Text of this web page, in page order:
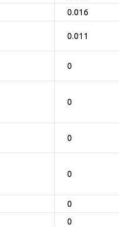
0.016
0.011
0
0
0
0
0
0